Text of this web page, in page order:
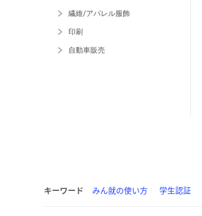
繊維/アパレル服飾
印刷
自動車販売
キーワード みん就の使い方 学生認証